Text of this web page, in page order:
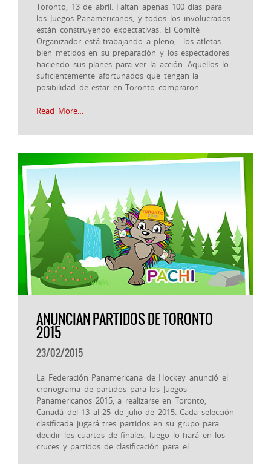
Toronto, 13 de abril. Faltan apenas 100 días para
los Juegos Panamericanos, y todos los involucrados
están construyendo expectativas. El Comité
Organizador está trabajando a pleno, los atletas
bien metidos en su preparación y los espectadores
haciendo sus planes para ver la acción. Aquellos lo
suficientemente afortunados que tengan la
posibilidad de estar en Toronto compraron
Read More…
ANUNCIAN PARTIDOS DE TORONTO
2015
23/02/2015
La Federación Panamericana de Hockey anunció el
cronograma de partidos para los Juegos
Panamericanos 2015, a realizarse en Toronto,
Canadá del 13 al 25 de julio de 2015. Cada selección
clasificada jugará tres partidos en su grupo para
decidir los cuartos de finales, luego lo hará en los
cruces y partidos de clasificación para el